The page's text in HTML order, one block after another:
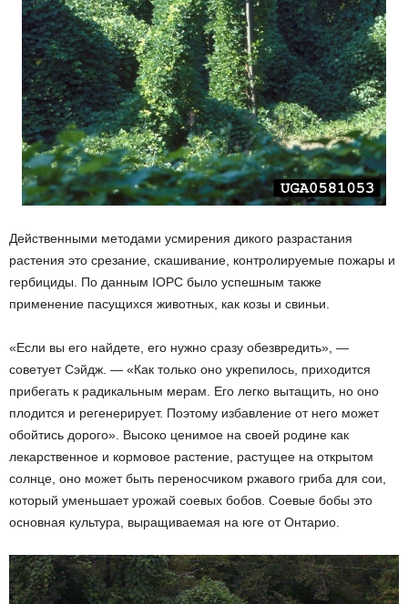
Действенными методами усмирения дикого разрастания
растения это срезание, скашивание, контролируемые пожары и
гербициды. По данным IOPC было успешным также
применение пасущихся животных, как козы и свиньи.
«Если вы его найдете, его нужно сразу обезвредить», —
советует Сэйдж. — «Как только оно укрепилось, приходится
прибегать к радикальным мерам. Его легко вытащить, но оно
плодится и регенерирует. Поэтому избавление от него может
обойтись дорого». Высоко ценимое на своей родине как
лекарственное и кормовое растение, растущее на открытом
солнце, оно может быть переносчиком ржавого гриба для сои,
который уменьшает урожай соевых бобов. Соевые бобы это
основная культура, выращиваемая на юге от Онтарио.